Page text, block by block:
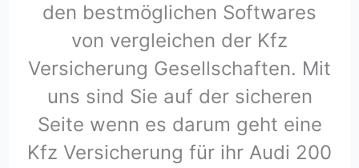
den bestmöglichen Softwares
von vergleichen der Kfz
Versicherung Gesellschaften. Mit
uns sind Sie auf der sicheren
Seite wenn es darum geht eine
Kfz Versicherung für ihr Audi 200